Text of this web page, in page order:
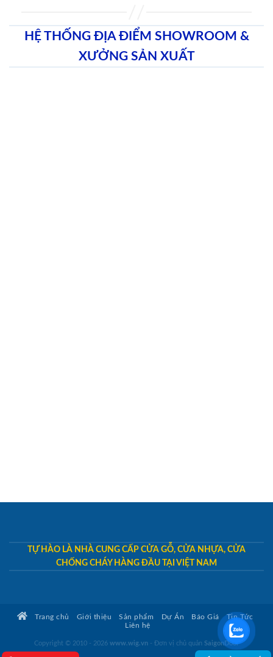
HỆ THỐNG ĐỊA ĐIỂM SHOWROOM &
XƯỞNG SẢN XUẤT
TỰ HÀO LÀ NHÀ CUNG CẤP CỬA GỖ, CỬA NHỰA, CỬA
CHỐNG CHÁY HÀNG ĐẦU TẠI VIỆT NAM
Trang chủ Giới thiệu Sản phẩm Dự Án Báo Giá
Tin Tức
Liên hệ
Copyright © 2010 - 2026 www.wig.vn - Đơn vị chủ quản SaigonDoor